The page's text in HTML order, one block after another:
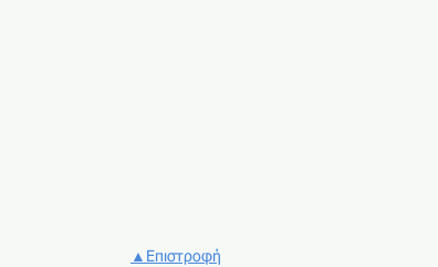
▲Επιστροφή